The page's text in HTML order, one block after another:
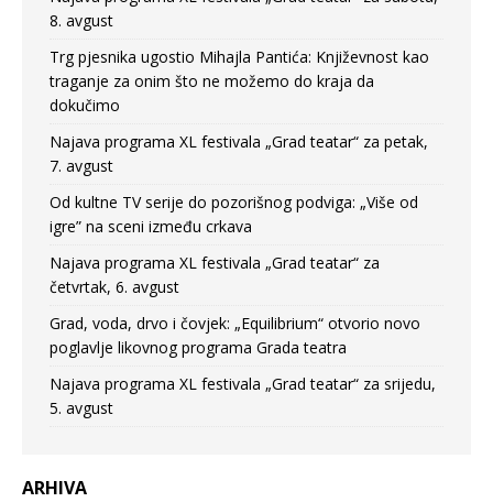
8. avgust
Trg pjesnika ugostio Mihajla Pantića: Književnost kao
traganje za onim što ne možemo do kraja da
dokučimo
Najava programa XL festivala „Grad teatar“ za petak,
7. avgust
Od kultne TV serije do pozorišnog podviga: „Više od
igre” na sceni između crkava
Najava programa XL festivala „Grad teatar“ za
četvrtak, 6. avgust
Grad, voda, drvo i čovjek: „Equilibrium“ otvorio novo
poglavlje likovnog programa Grada teatra
Najava programa XL festivala „Grad teatar“ za srijedu,
5. avgust
ARHIVA